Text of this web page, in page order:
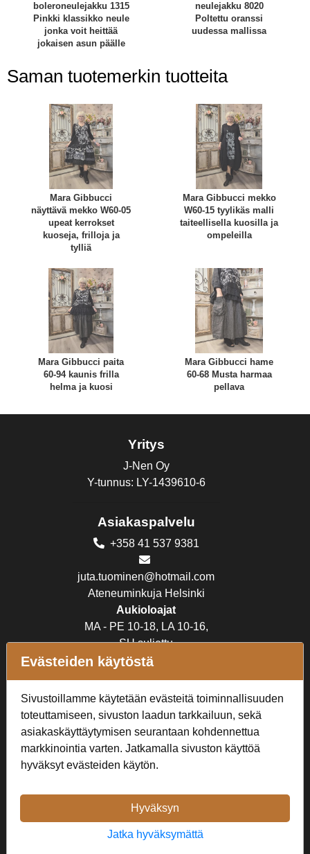
boleroneulejakku 1315
Pinkki klassikko neule
jonka voit heittää
jokaisen asun päälle
neulejakku 8020
Poltettu oranssi
uudessa mallissa
Saman tuotemerkin tuotteita
Mara Gibbucci
näyttävä mekko W60-05
upeat kerrokset
kuoseja, frilloja ja
tylliä
Mara Gibbucci mekko
W60-15 tyylikäs malli
taiteellisella kuosilla ja
ompeleilla
Mara Gibbucci paita
60-94 kaunis frilla
helma ja kuosi
Mara Gibbucci hame
60-68 Musta harmaa
pellava
Yritys
J-Nen Oy
Y-tunnus: LY-1439610-6
Asiakaspalvelu
+358 41 537 9381
juta.tuominen@hotmail.com
Ateneuminkuja Helsinki
Aukioloajat
MA - PE 10-18, LA 10-16,
SU suljettu
Verkkokauppa
Tilaus- ja toimitusehdot
Rekisteriseloste
Seuraa Meitä
Evästeiden käytöstä
Sivustoillamme käytetään evästeitä toiminnallisuuden
toteuttamiseen, sivuston laadun tarkkailuun, sekä
asiakaskäyttäytymisen seurantaan kohdennettua
markkinointia varten. Jatkamalla sivuston käyttöä
hyväksyt evästeiden käytön.
Hyväksyn
Jatka hyväksymättä